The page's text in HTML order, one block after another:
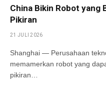
China Bikin Robot yang
Pikiran
21 JULI 2026
Shanghai — Perusahaan
memamerkan robot yang
pikiran…